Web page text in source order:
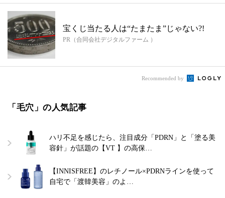
宝くじ当たる人は“たまたま”じゃない?!
PR（合同会社デジタルファーム ）
Recommended by
「毛穴」の人気記事
ハリ不足を感じたら、注目成分「PDRN」と「塗る美
容針」が話題の【VT 】の高保…
【INNISFREE】のレチノール×PDRNラインを使って
自宅で「渡韓美容」のよ…